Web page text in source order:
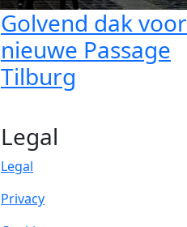
Golvend dak voor
nieuwe Passage
Tilburg
Legal
Legal
Privacy